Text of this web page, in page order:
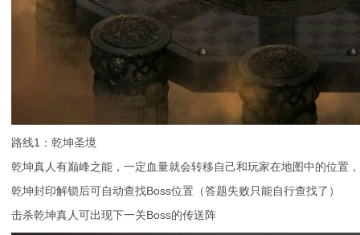
路线1：乾坤圣境
乾坤真人有巅峰之能，一定血量就会转移自己和玩家在地图中的位置
乾坤封印解锁后可自动查找Boss位置（答题失败只能自行查找了）
击杀乾坤真人可出现下一关Boss的传送阵